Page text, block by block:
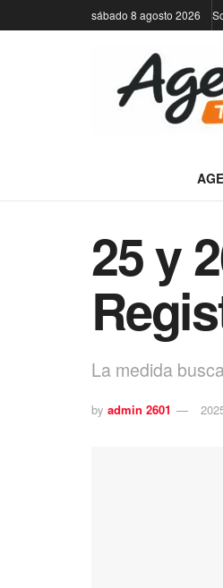
sábado 8 agosto 2026
25 y
La medida
by admin 2601